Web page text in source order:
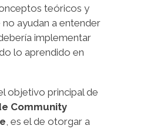
teóricos y
ayudan a entender
implementar
lo aprendido en
objetivo principal de
Community
, es el de otorgar a